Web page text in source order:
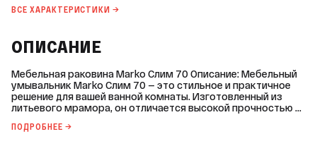
ВСЕ ХАРАКТЕРИСТИКИ →
ОПИСАНИЕ
Мебельная раковина Marko Слим 70 Описание: Мебельный
умывальник Marko Слим 70 — это стильное и практичное
решение для вашей ванной комнаты. Изготовленный из
литьевого мрамора, он отличается высокой прочностью и
MARKO. * Тип: мебельный встраиваемый умывальник. *
ПОДРОБНЕЕ →